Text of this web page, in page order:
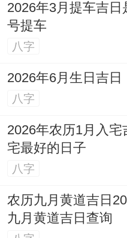
柱、上梁、解除、
吉时:寅时（03：
（15:00-16:59）、
亥时（21:00-22：
动、工程启动、农
日子。
一，冲龙（戊辰）
嗣、开光、出行、
2026年3月提车吉
号提车
八字
2026年6月生日吉日
八字
2026年农历1月入宅
宅最好的日子
八字
农历九月黄道吉日
九月黄道吉日查询